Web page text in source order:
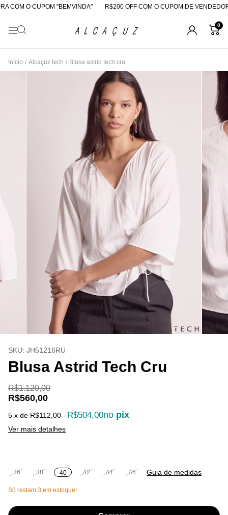
O CUPOM "BEMVINDA" R$200 OFF COM O CUPOM DE VENDEDORA
0
Início / Alcaçuz tech / Blusa astrid tech cru
SKU: JH51216RU
Blusa Astrid Tech Cru
R$1.120,00
R$560,00
5 x de R$112,00 R$504,00no pix
Ver mais detalhes
36 38 40 42 44 46 Guia de medidas
Só restam 3 em estoque!